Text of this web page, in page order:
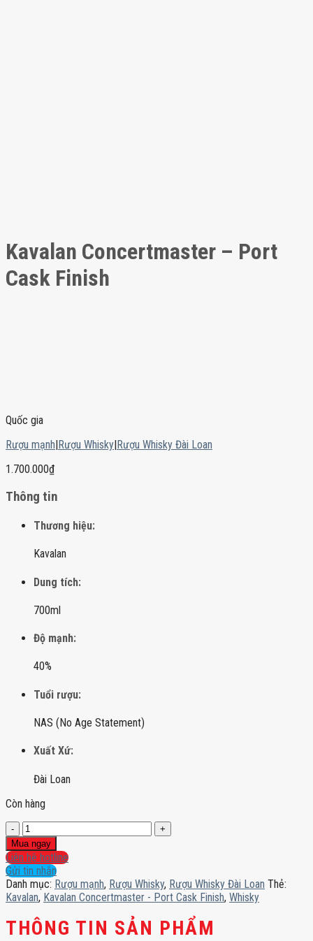
Kavalan Concertmaster – Port
Cask Finish
Quốc gia
Rượu mạnh|Rượu Whisky|Rượu Whisky Đài Loan
1.700.000₫
Thông tin
Thương hiệu:
Kavalan
Dung tích:
700ml
Độ mạnh:
40%
Tuổi rượu:
NAS (No Age Statement)
Xuất Xứ:
Đài Loan
Còn hàng
Kavalan
Concertmaster
-
Port
Cask
Finish
số
lượng
Mua ngay
Liên hệ hotline
Gửi tin nhắn
Danh mục: Rượu mạnh, Rượu Whisky, Rượu Whisky Đài Loan Thẻ:
Kavalan, Kavalan Concertmaster - Port Cask Finish, Whisky
THÔNG TIN SẢN PHẨM